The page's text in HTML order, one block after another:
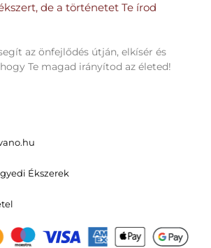
de a történetet Te írod
az önfejlődés útján, elkísér és
Te magad irányítod az életed!
Ékszerek